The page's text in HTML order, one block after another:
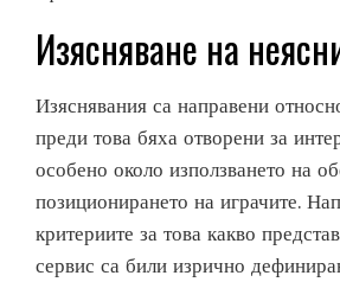
Изясняване на
Изяснявания са направени
преди това бяха отворени за
особено около използването на
позиционирането на играчите.
критериите за това какво
сервис са били изрично